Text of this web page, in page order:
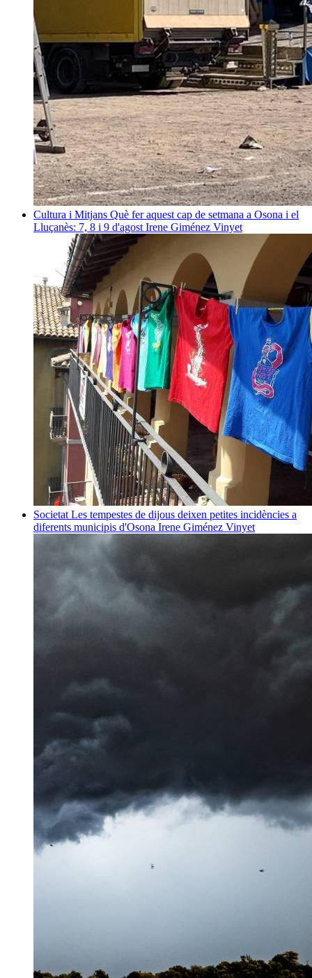
Cultura i Mitjans Què fer aquest cap de setmana a Osona i el
Lluçanès: 7, 8 i 9 d'agost Irene Giménez Vinyet
Societat Les tempestes de dijous deixen petites incidències a
diferents municipis d'Osona Irene Giménez Vinyet